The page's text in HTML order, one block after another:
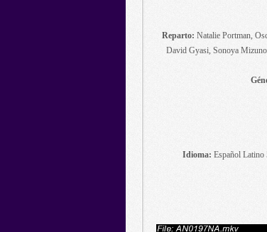
Reparto: Natalie Portman,
David Gyasi, Sonoya
Idioma: Español Latino